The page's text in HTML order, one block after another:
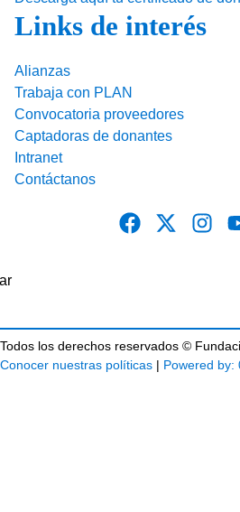
Links de interés
Alianzas
Trabaja con PLAN
Convocatoria proveedores
Captadoras de donantes
Intranet
Contáctanos
Todos los derechos reservados ©
Conocer nuestras políticas | Powered by: